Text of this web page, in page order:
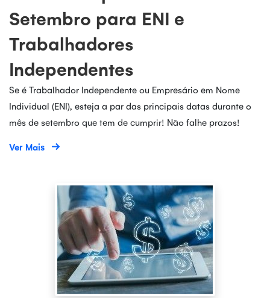
Setembro para ENI e
Trabalhadores
Independentes
Se é Trabalhador Independente ou Empresário em Nome
Individual (ENI), esteja a par das principais datas durante o
mês de setembro que tem de cumprir! Não falhe prazos!
Ver Mais